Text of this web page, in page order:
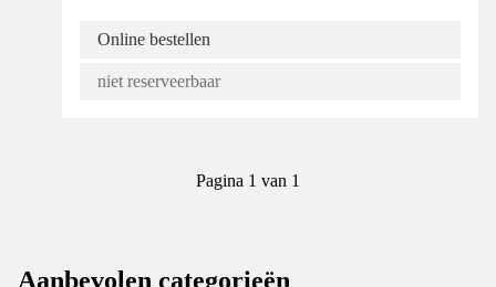
Online bestellen
niet reserveerbaar
Pagina 1 van 1
Aanbevolen categorieën